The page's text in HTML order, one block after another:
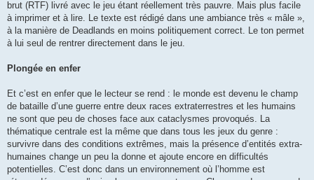
brut (RTF) livré avec le jeu étant réellement très pauvre. Mais plus facile
à imprimer et à lire. Le texte est rédigé dans une ambiance très « mâle »,
à la manière de Deadlands en moins politiquement correct. Le ton permet
à lui seul de rentrer directement dans le jeu.
Plongée en enfer
Et c’est en enfer que le lecteur se rend : le monde est devenu le champ
de bataille d’une guerre entre deux races extraterrestres et les humains
ne sont que peu de choses face aux cataclysmes provoqués. La
thématique centrale est la même que dans tous les jeux du genre :
survivre dans des conditions extrêmes, mais la présence d’entités extra-
humaines change un peu la donne et ajoute encore en difficultés
potentielles. C’est donc dans un environnement où l’homme est